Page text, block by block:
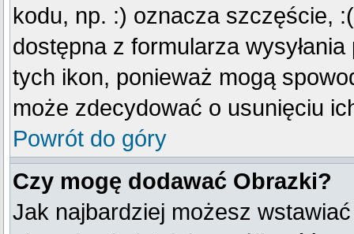
kodu, np. :) oznacza szczęście,
dostępna z formularza
tych ikon, ponieważ mogą
może zdecydować o usunięciu
Powrót do góry
Czy mogę dodawać Obrazki?
Jak najbardziej możesz